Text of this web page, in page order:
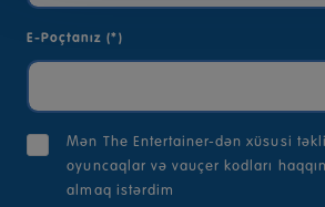
E-Poçtanız (*)
Mən The Entertainer-dən xüsusi
oyuncaqlar və vauçer kodları
almaq istərdim